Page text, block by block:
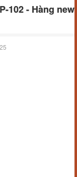
102 - Hàng new